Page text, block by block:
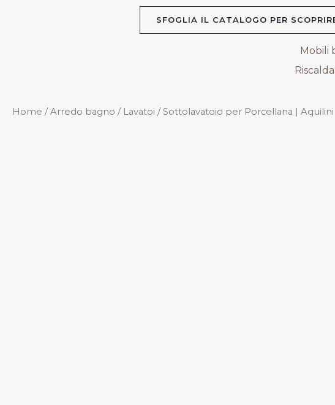
SFOGLIA IL CATALOGO PER
Mobili
Home /Arredo bagno / Lavatoi / Sottolavatoio per Porcellana | Aquilini